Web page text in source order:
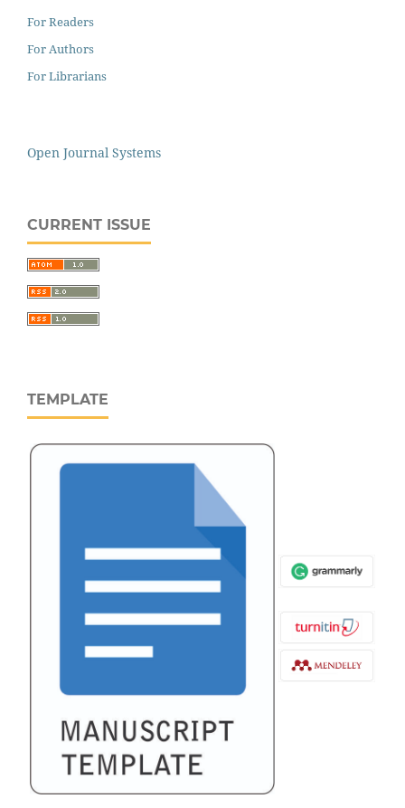
For Readers
For Authors
For Librarians
Open Journal Systems
CURRENT ISSUE
TEMPLATE